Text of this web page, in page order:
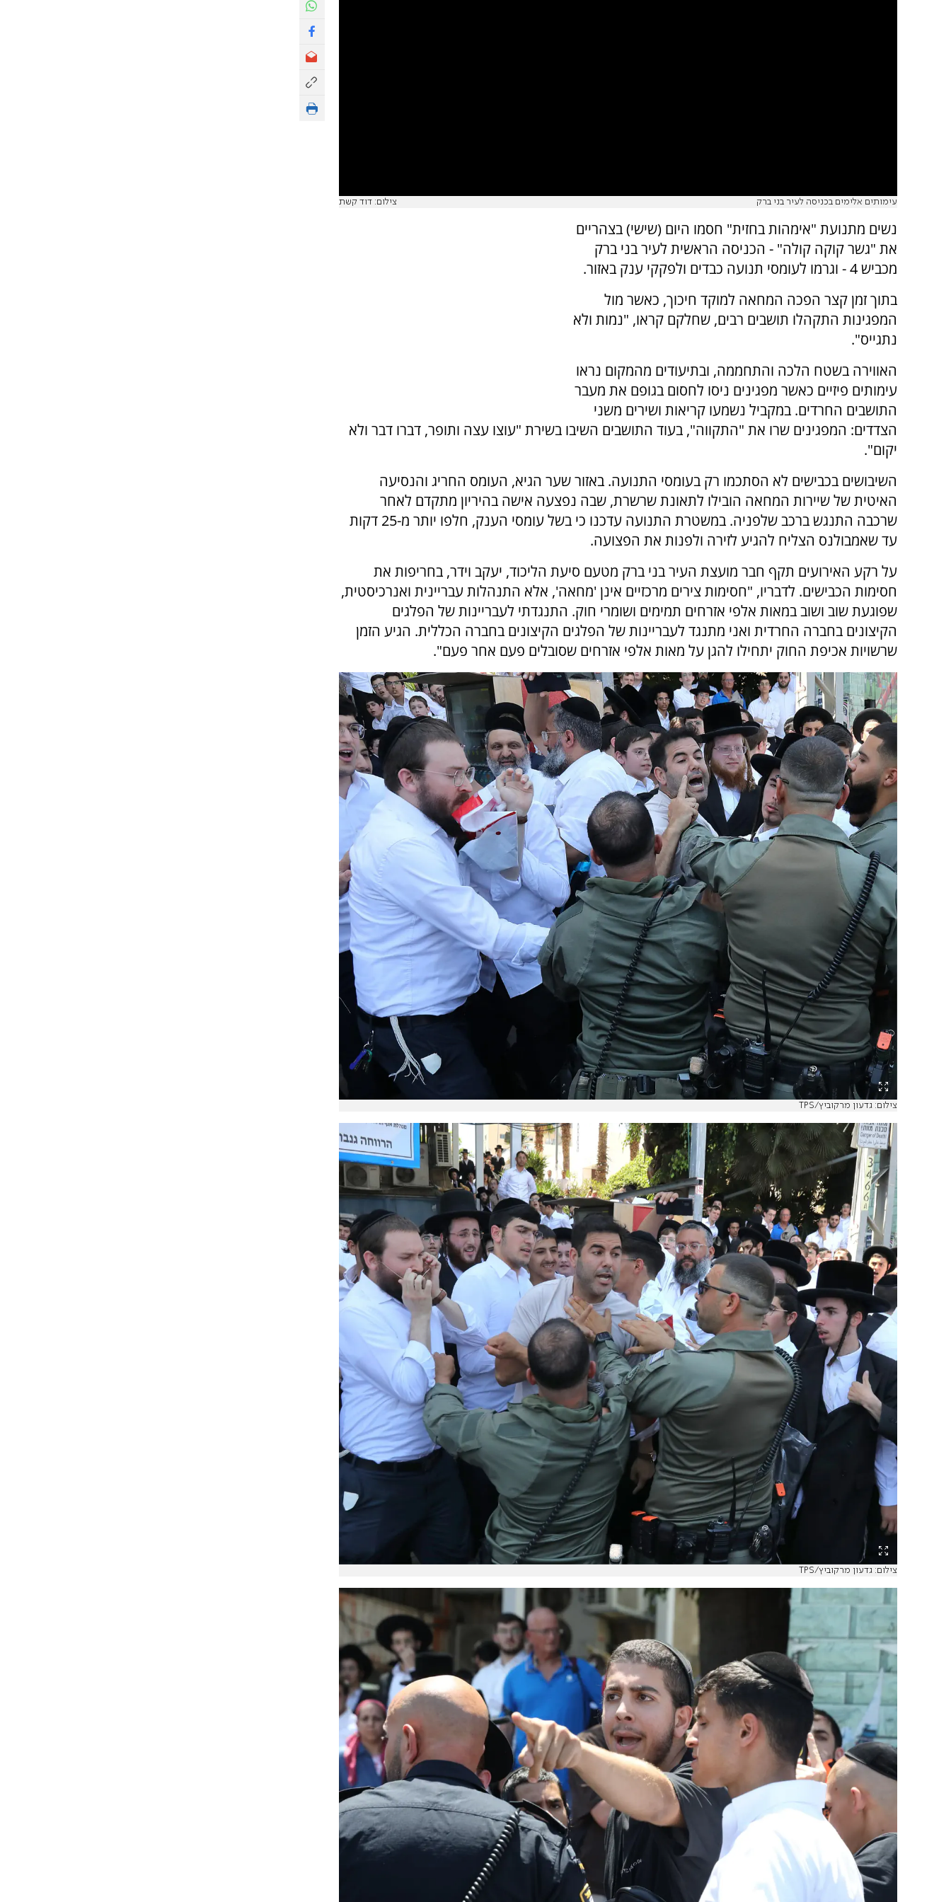
עימותים אלימים בכניסה לעיר בני ברק צילום: דוד קשת
נשים מתנועת "אימהות בחזית" חסמו היום (שישי) בצהריים
את "גשר קוקה קולה" - הכניסה הראשית לעיר בני ברק
מכביש 4 - וגרמו לעומסי תנועה כבדים ולפקקי ענק באזור.
בתוך זמן קצר הפכה המחאה למוקד חיכוך, כאשר מול
המפגינות התקהלו תושבים רבים, שחלקם קראו, "נמות ולא
נתגייס".
האווירה בשטח הלכה והתחממה, ובתיעודים מהמקום נראו
עימותים פיזיים כאשר מפגינים ניסו לחסום בגופם את מעבר
התושבים החרדים. במקביל נשמעו קריאות ושירים משני
הצדדים: המפגינים שרו את "התקווה", בעוד התושבים השיבו בשירת "עוצו עצה ותופר, דברו דבר ולא
יקום".
השיבושים בכבישים לא הסתכמו רק בעומסי התנועה. באזור שער הגיא, העומס החריג והנסיעה
האיטית של שיירות המחאה הובילו לתאונת שרשרת, שבה נפצעה אישה בהיריון מתקדם לאחר
שרכבה התנגש ברכב שלפניה. במשטרת התנועה עדכנו כי בשל עומסי הענק, חלפו יותר מ-25 דקות
עד שאמבולנס הצליח להגיע לזירה ולפנות את הפצועה.
על רקע האירועים תקף חבר מועצת העיר בני ברק מטעם סיעת הליכוד, יעקב וידר, בחריפות את
חסימות הכבישים. לדבריו, "חסימות צירים מרכזיים אינן 'מחאה', אלא התנהלות עבריינית ואנרכיסטית,
שפוגעת שוב ושוב במאות אלפי אזרחים תמימים ושומרי חוק. התנגדתי לעבריינות של הפלגים
הקיצונים בחברה החרדית ואני מתנגד לעבריינות של הפלגים הקיצונים בחברה הכללית. הגיע הזמן
שרשויות אכיפת החוק יתחילו להגן על מאות אלפי אזרחים שסובלים פעם אחר פעם".
צילום: גדעון מרקוביץ/TPS
צילום: גדעון מרקוביץ/TPS